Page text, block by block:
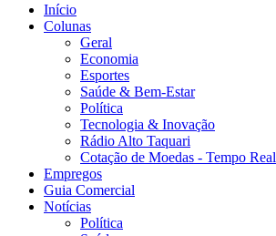
Início
Colunas
Geral
Economia
Esportes
Saúde & Bem-Estar
Política
Tecnologia & Inovação
Rádio Alto Taquari
Cotação de Moedas - Tempo Real
Empregos
Guia Comercial
Notícias
Política